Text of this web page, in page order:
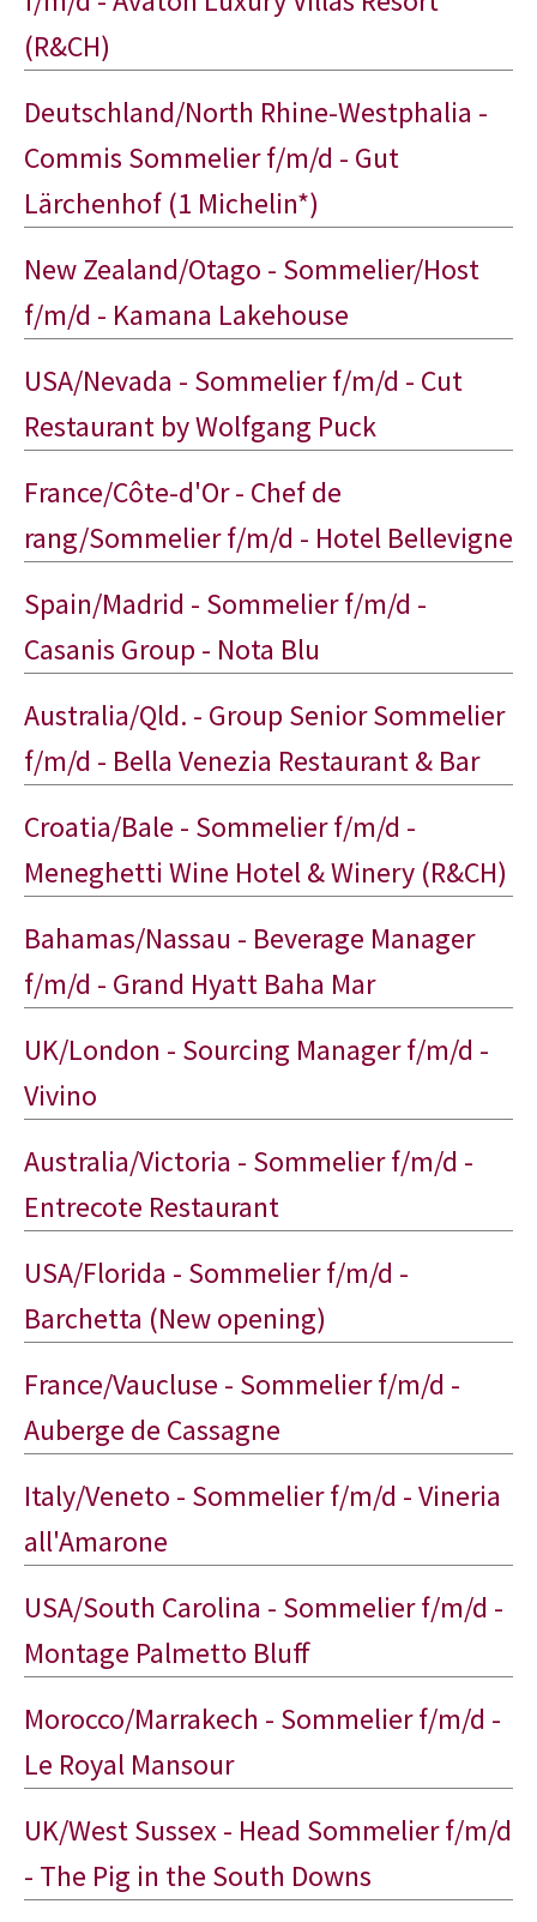
(R&CH)
Deutschland/North Rhine-Westphalia -
Commis Sommelier f/m/d - Gut
Lärchenhof (1 Michelin*)
New Zealand/Otago - Sommelier/Host
f/m/d - Kamana Lakehouse
USA/Nevada - Sommelier f/m/d - Cut
Restaurant by Wolfgang Puck
France/Côte-d'Or - Chef de
rang/Sommelier f/m/d - Hotel Bellevigne
Spain/Madrid - Sommelier f/m/d -
Casanis Group - Nota Blu
Australia/Qld. - Group Senior Sommelier
f/m/d - Bella Venezia Restaurant & Bar
Croatia/Bale - Sommelier f/m/d -
Meneghetti Wine Hotel & Winery (R&CH)
Bahamas/Nassau - Beverage Manager
f/m/d - Grand Hyatt Baha Mar
UK/London - Sourcing Manager f/m/d -
Vivino
Australia/Victoria - Sommelier f/m/d -
Entrecote Restaurant
USA/Florida - Sommelier f/m/d -
Barchetta (New opening)
France/Vaucluse - Sommelier f/m/d -
Auberge de Cassagne
Italy/Veneto - Sommelier f/m/d - Vineria
all'Amarone
USA/South Carolina - Sommelier f/m/d -
Montage Palmetto Bluff
Morocco/Marrakech - Sommelier f/m/d -
Le Royal Mansour
UK/West Sussex - Head Sommelier f/m/d
- The Pig in the South Downs